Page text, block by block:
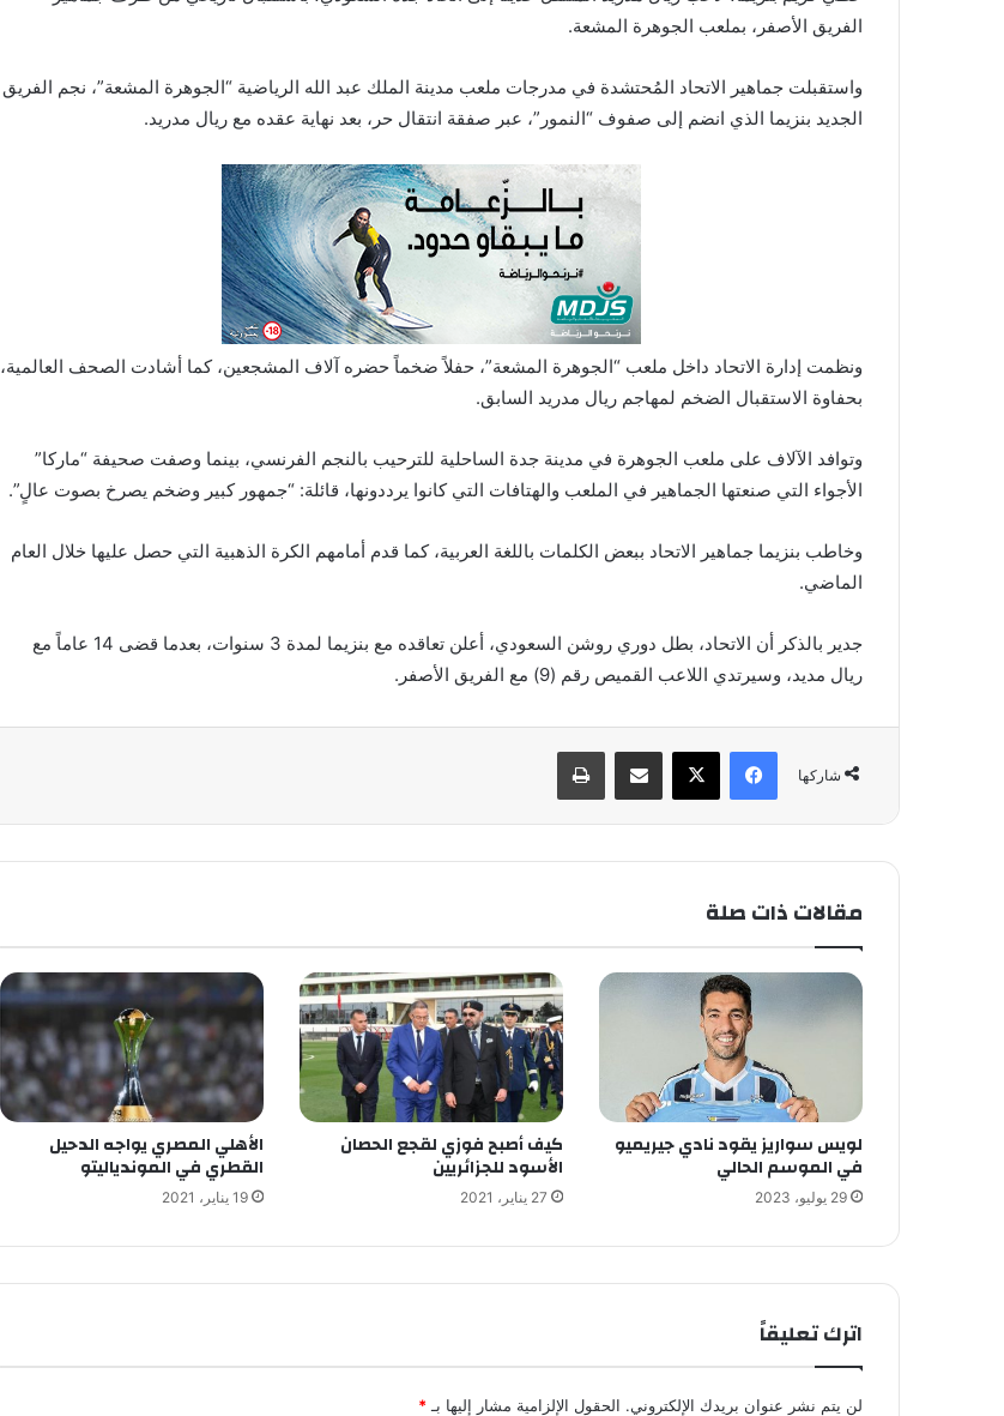
الفريق الأصفر، بملعب الجوهرة المشعة.
واستقبلت جماهير الاتحاد المُحتشدة في مدرجات ملعب مدينة الملك عبد الله الرياضية “الجوهرة المشعة”، نجم الفريق
الجديد بنزيما الذي انضم إلى صفوف “النمور”، عبر صفقة انتقال حر، بعد نهاية عقده مع ريال مدريد.
ونظمت إدارة الاتحاد داخل ملعب “الجوهرة المشعة”، حفلاً ضخماً حضره آلاف المشجعين، كما أشادت الصحف العالمية،
بحفاوة الاستقبال الضخم لمهاجم ريال مدريد السابق.
وتوافد الآلاف على ملعب الجوهرة في مدينة جدة الساحلية للترحيب بالنجم الفرنسي، بينما وصفت صحيفة “ماركا”
الأجواء التي صنعتها الجماهير في الملعب والهتافات التي كانوا يرددونها، قائلة: “جمهور كبير وضخم يصرخ بصوت عالٍ”.
وخاطب بنزيما جماهير الاتحاد ببعض الكلمات باللغة العربية، كما قدم أمامهم الكرة الذهبية التي حصل عليها خلال العام
الماضي.
جدير بالذكر أن الاتحاد، بطل دوري روشن السعودي، أعلن تعاقده مع بنزيما لمدة 3 سنوات، بعدما قضى 14 عاماً مع
ريال مديد، وسيرتدي اللاعب القميص رقم (9) مع الفريق الأصفر.
شاركها
فيسبوك
مقالات ذات صلة
لويس سواريز يقود نادي جيريميو
في الموسم الحالي
29 يوليو، 2023
كيف أصبح فوزي لقجع الحصان
الأسود للجزائريين
27 يناير، 2021
الأهلي المصري يواجه الدحيل
القطري في الموندياليتو
19 يناير، 2021
اترك تعليقاً
لن يتم نشر عنوان بريدك الإلكتروني. الحقول الإلزامية مشار إليها بـ *